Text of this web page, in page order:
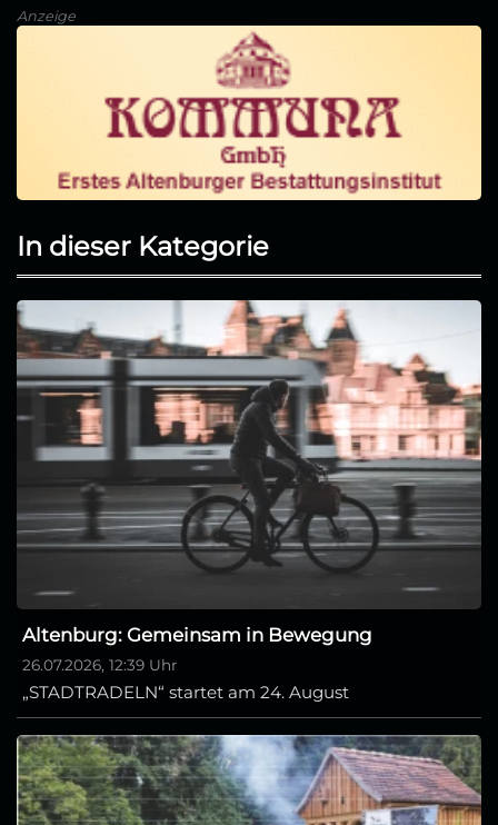
Anzeige
In dieser Kategorie
Altenburg: Gemeinsam in Bewegung
26.07.2026, 12:39 Uhr
„STADTRADELN“ startet am 24. August